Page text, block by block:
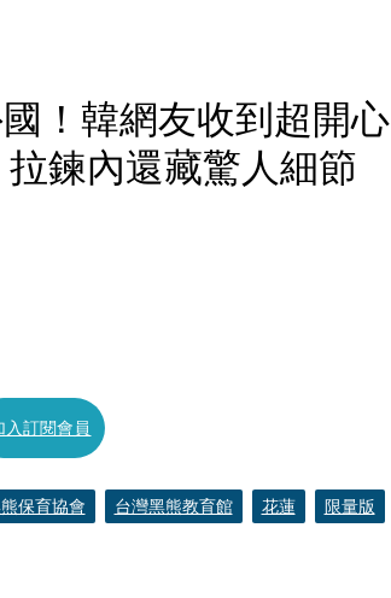
！韓網友收到超開心
鍊內還藏驚人細節
入訂閱會員
保育協會 台灣黑熊教育館 花蓮 限量版